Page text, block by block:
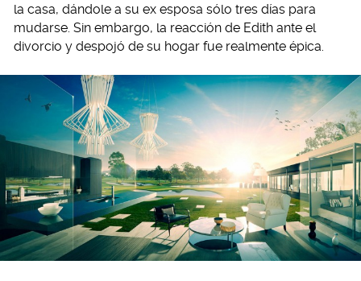
la casa, dándole a su ex esposa sólo tres días para
mudarse. Sin embargo, la reacción de Edith ante el
divorcio y despojó de su hogar fue realmente épica.